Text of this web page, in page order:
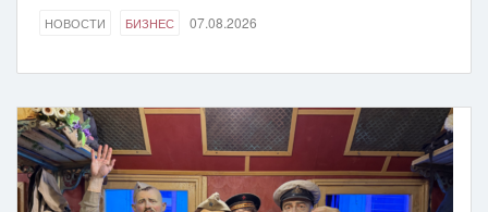
НОВОСТИ БИЗНЕС 07.08.2026